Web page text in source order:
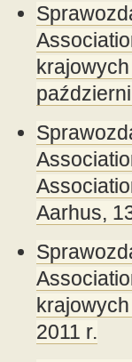
Aarhus,
2011 r.